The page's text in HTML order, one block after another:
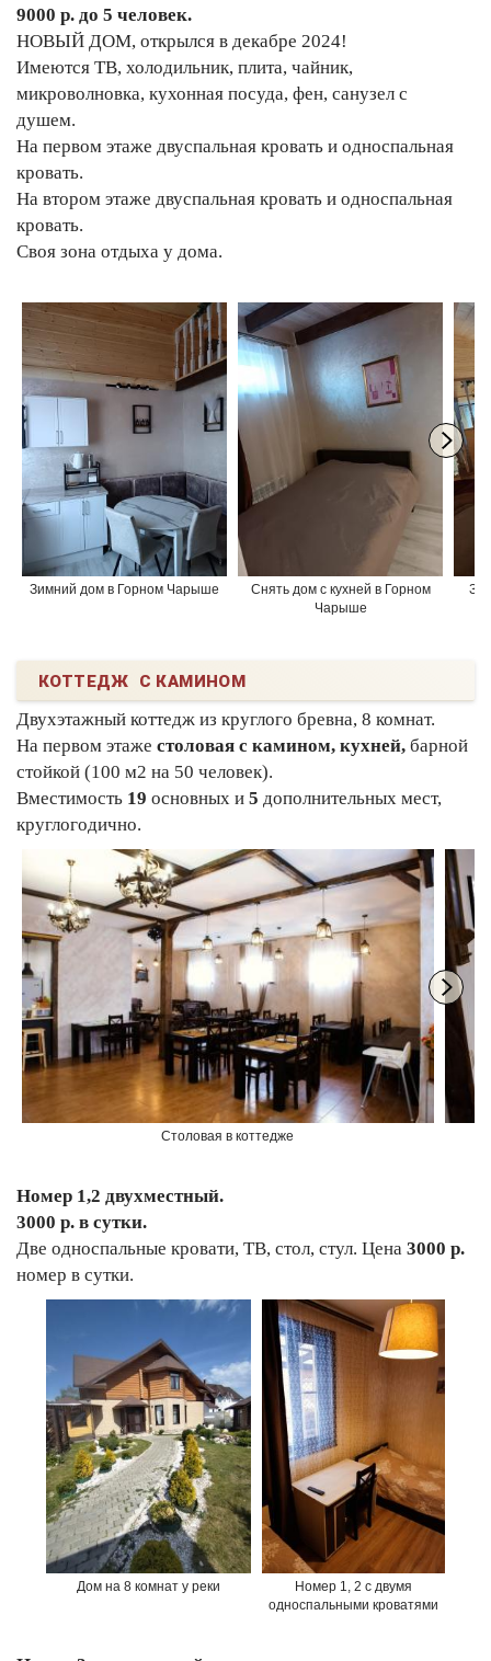
9000 р. до 5 человек.
НОВЫЙ ДОМ, открылся в декабре 2024!
Имеются ТВ, холодильник, плита, чайник,
микроволновка, кухонная посуда, фен, санузел с
душем.
На первом этаже двуспальная кровать и односпальная
кровать.
На втором этаже двуспальная кровать и односпальная
кровать.
Своя зона отдыха у дома.
Зимний дом в Горном Чарыше
Снять дом с кухней в Горном
Чарыше
КОТТЕДЖ С КАМИНОМ
Двухэтажный коттедж из круглого бревна, 8 комнат.
На первом этаже столовая с камином, кухней, барной
стойкой (100 м2 на 50 человек).
Вместимость 19 основных и 5 дополнительных мест,
круглогодично.
Столовая в коттедже
Номер 1,2 двухместный.
3000 р. в сутки.
Две односпальные кровати, ТВ, стол, стул. Цена 3000 р.
номер в сутки.
Дом на 8 комнат у реки
Номер 1, 2 с двумя
односпальными кроватями